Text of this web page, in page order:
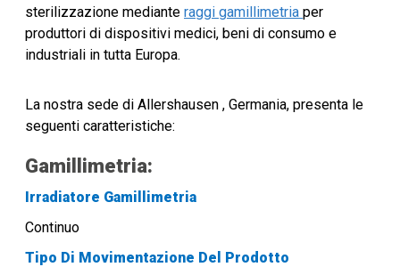
sterilizzazione mediante raggi gamillimetria per
produttori di dispositivi medici, beni di consumo e
industriali in tutta Europa.
La nostra sede di Allershausen , Germania, presenta le
seguenti caratteristiche:
Gamillimetria:
Irradiatore Gamillimetria
Continuo
Tipo Di Movimentazione Del Prodotto